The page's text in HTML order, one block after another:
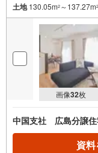
土地130.05m2 ～137.27m2
画像32枚
中国支社 広島分譲住
資